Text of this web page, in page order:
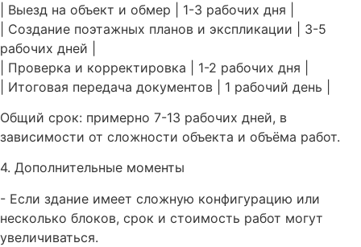
| Выезд на объект и обмер | 1-3 рабочих дня |
| Создание поэтажных планов и экспликации | 3-5
рабочих дней |
| Проверка и корректировка | 1-2 рабочих дня |
| Итоговая передача документов | 1 рабочий день |
Общий срок: примерно 7-13 рабочих дней, в
зависимости от сложности объекта и объёма работ.
4. Дополнительные моменты
- Если здание имеет сложную конфигурацию или
несколько блоков, срок и стоимость работ могут
увеличиваться.